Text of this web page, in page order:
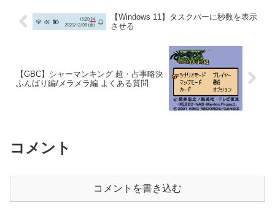
【Windows 11】タスクバーに秒数を表示
させる
【GBC】シャーマンキング 超・占事略決
ふんばり編/メラメラ編 よくある質問
コメント
コメントを書き込む